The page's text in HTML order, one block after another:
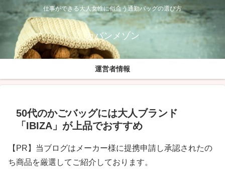
仕事ができる大人女性に似合う通勤バッグの選び方
カバンメゾン
運営者情報
50代のかごバッグには大人ブランド
「IBIZA」が上品でおすすめ
【PR】当ブログはメーカー様に提携申請し承認されたの
ち商品を厳選してご紹介しております。